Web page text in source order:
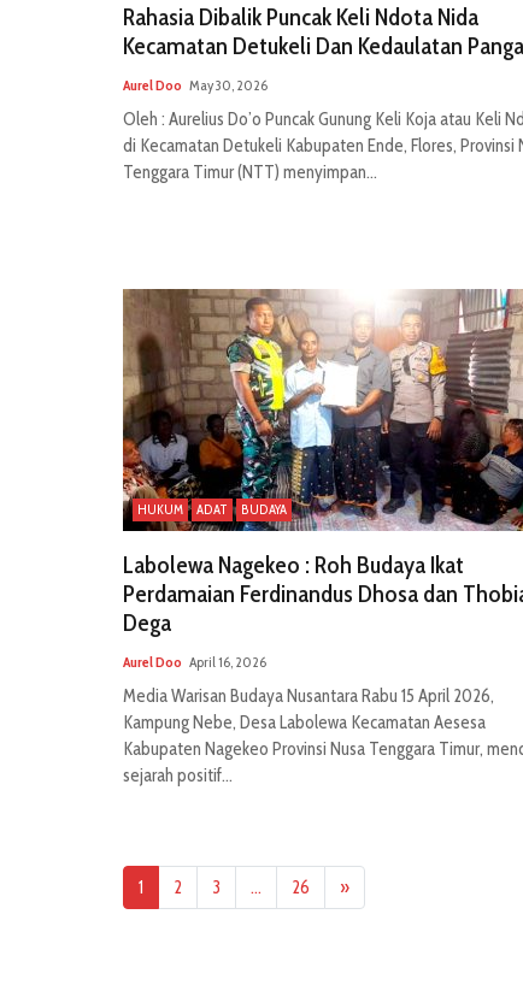
Rahasia Dibalik Puncak Keli Ndota Nida
Kecamatan Detukeli Dan Kedaulatan
Aurel Doo May 30, 2026
Oleh : Aurelius Do’o Puncak Gunung Keli Koja atau Keli
di Kecamatan Detukeli Kabupaten Ende, Flores, Provinsi
Tenggara Timur (NTT) menyimpan...
HUKUM ADAT BUDAYA
Labolewa Nagekeo : Roh Budaya Ikat
Perdamaian Ferdinandus Dhosa dan
Dega
Aurel Doo April 16, 2026
Media Warisan Budaya Nusantara Rabu 15 April 2026,
Kampung Nebe, Desa Labolewa Kecamatan Aesesa
Kabupaten Nagekeo Provinsi Nusa Tenggara Timur,
sejarah positif...
1 2 3 … 26 »